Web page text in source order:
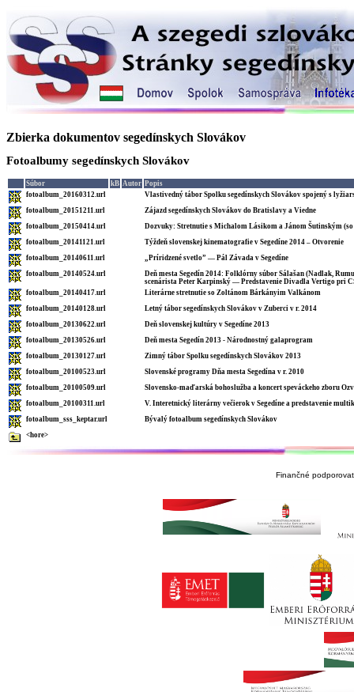
Zbierka dokumentov segedínskych Slovákov
Fotoalbumy segedínskych Slovákov
Súbor kB Autor Popis
fotoalbum_20160312.url
Vlastivedný tábor Spolku segedínskych Slovákov spojený s
fotoalbum_20151211.url
Zájazd segedínskych Slovákov do Bratislavy a Viedne
fotoalbum_20150414.url
Dozvuky: Stretnutie s Michalom Lásikom a Jánom Šutinským
fotoalbum_20141121.url
Týždeň slovenskej kinematografie v Segedíne 2014 – Otvorenie
fotoalbum_20140611.url
„Príridzené svetlo” — Pál Závada v Segedíne
fotoalbum_20140524.url
Deň mesta Segedín 2014: Folklórny súbor Sálašan (Nadlak,
scenárista Peter Karpinský — Predstavenie Divadla Vertigo pri
fotoalbum_20140417.url
Literárne stretnutie so Zoltánom Bárkányim Valkánom
fotoalbum_20140128.url
Letný tábor segedínskych Slovákov v Zuberci v r. 2014
fotoalbum_20130622.url
Deň slovenskej kultúry v Segedíne 2013
fotoalbum_20130526.url
Deň mesta Segedín 2013 - Národnostný galaprogram
fotoalbum_20130127.url
Zimný tábor Spolku segedínskych Slovákov 2013
fotoalbum_20100523.url
Slovenské programy Dňa mesta Segedína v r. 2010
fotoalbum_20100509.url
Slovensko-maďarská bohoslužba a koncert speváckeho zboru
fotoalbum_20100311.url
V. Interetnický literárny večierok v Segedíne a predstavenie
fotoalbum_sss_keptar.url
Bývalý fotoalbum segedínskych Slovákov
<hore>
Finančné